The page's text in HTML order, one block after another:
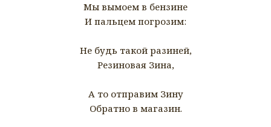
Мы вымоем в бензине
И пальцем погрозим:
Не будь такой разиней,
Резиновая Зина,
А то отправим Зину
Обратно в магазин.